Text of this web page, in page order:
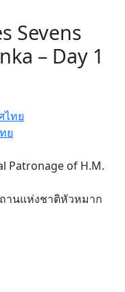
Sevens
– Day 1
ย
Patronage of H.M.
านแห่งชาติหัวหมาก